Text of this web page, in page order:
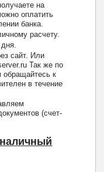
на
оплатить
банка.
расчету.
сайт. Или
Так же по
обращайтесь к
в течение
(счет-